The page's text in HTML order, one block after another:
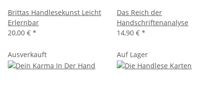
Brittas Handlesekunst Leicht
Erlernbar
20,00 € *
Das Reich der
Handschriftenanalyse
14,90 € *
Ausverkauft Auf Lager